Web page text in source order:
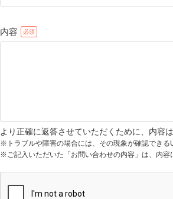
内容
より正確に返答させていただくために、内容
※トラブルや障害の場合には、その現象が確認できる
※ご記入いただいた「お問い合わせの内容」は、内容